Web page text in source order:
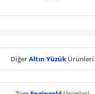
DiğerAltın Yüzük Ürünleri